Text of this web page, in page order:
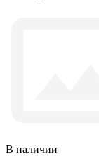
В наличии